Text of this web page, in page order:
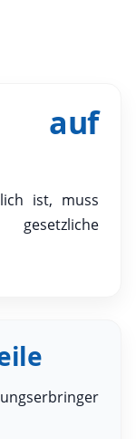
auf
ist, muss